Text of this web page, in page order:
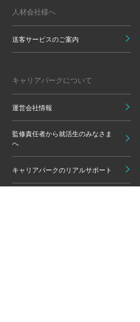
人材会社様へ
送客サービスのご案内
キャリアパークについて
運営会社情報
監修責任者から就活生のみなさま
へ
キャリアパークのリアルサポート